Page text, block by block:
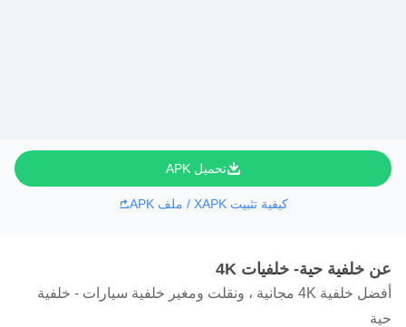
تحميل APK
كيفية تثبيت XAPK / ملف APK
عن خلفية حية- خلفيات 4K
أفضل خلفية 4K مجانية ، ونقلت ومغير خلفية سيارات - خلفية
حية